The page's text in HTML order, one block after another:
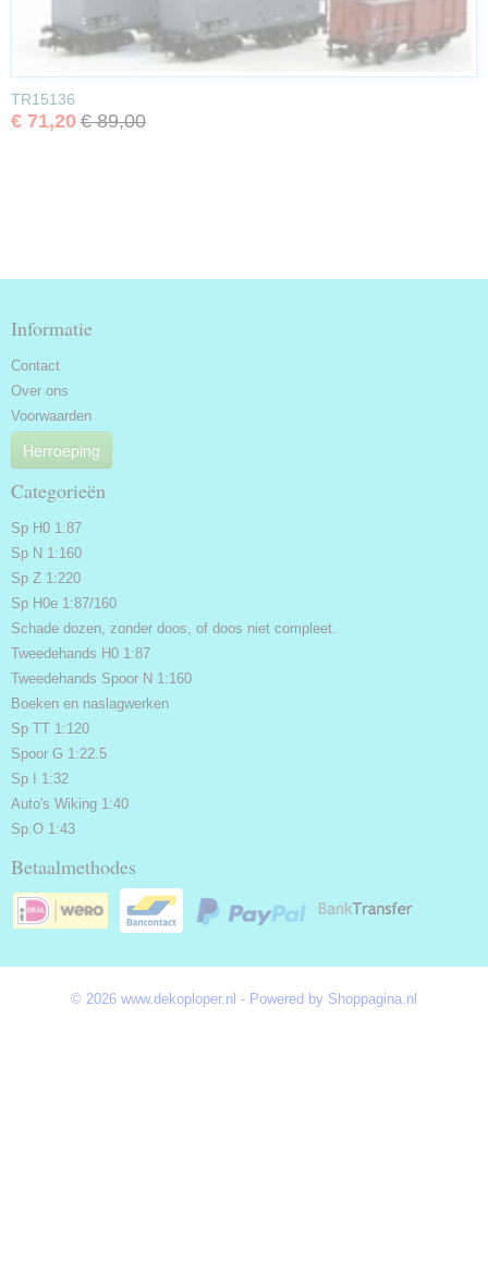
TR15136
€ 71,20 € 89,00
Informatie
Contact
Over ons
Voorwaarden
Herroeping
Categorieën
Sp H0 1:87
Sp N 1:160
Sp Z 1:220
Sp H0e 1:87/160
Schade dozen, zonder doos, of doos niet compleet.
Tweedehands H0 1:87
Tweedehands Spoor N 1:160
Boeken en naslagwerken
Sp TT 1:120
Spoor G 1:22.5
Sp I 1:32
Auto's Wiking 1:40
Sp.O 1:43
Betaalmethodes
© 2026 www.dekoploper.nl - Powered by Shoppagina.nl